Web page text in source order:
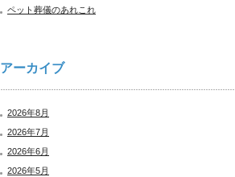
ペット葬儀のあれこれ
アーカイブ
2026年8月
2026年7月
2026年6月
2026年5月